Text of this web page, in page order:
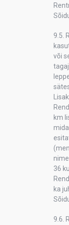
9.5.
või
km
36
ka
9.6.